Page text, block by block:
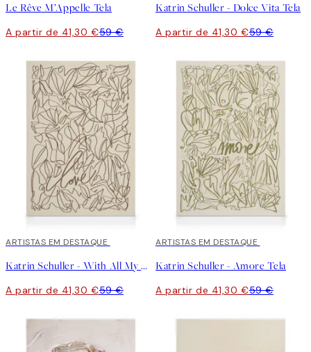
Le Rêve M’Appelle Tela
A partir de 41,30 €59 €
Katrin Schuller - Dolce Vita Tela
A partir de 41,30 €59 €
30%*
ARTISTAS EM DESTAQUE
Katrin Schuller - With All My Heart Tela
A partir de 41,30 €59 €
30%*
ARTISTAS EM DESTAQUE
Katrin Schuller - Amore Tela
A partir de 41,30 €59 €